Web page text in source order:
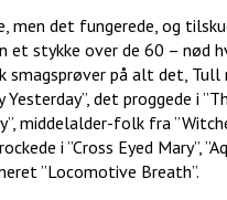
men det fungerede, og
et stykke over de 60 – nød
smagsprøver på alt det,
Yesterday”, det proggede i
middelalder-folk fra
i ”Cross Eyed Mary”,
”Locomotive Breath”.